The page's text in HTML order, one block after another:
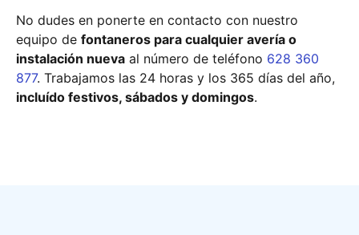
No dudes en ponerte en contacto con nuestro
equipo de fontaneros para cualquier avería o
instalación nueva al número de teléfono 628 360
877. Trabajamos las 24 horas y los 365 días del año,
incluído festivos, sábados y domingos.